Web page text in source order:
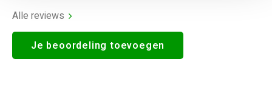
Alle reviews
Je beoordeling toevoegen